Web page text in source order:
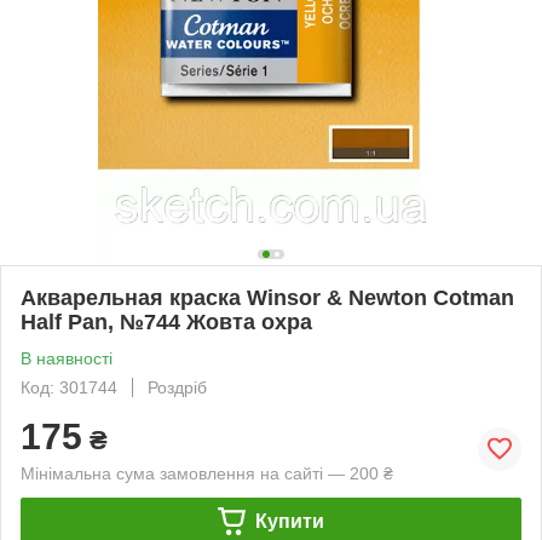
Акварельная краска Winsor & Newton Cotman
Half Pan, №744 Жовта охра
В наявності
Код: 301744
Роздріб
175 ₴
Мінімальна сума замовлення на сайті — 200 ₴
Купити